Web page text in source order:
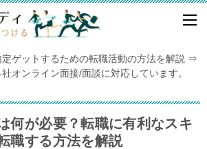
ゲットするための転職活動の方法を解説 ⇒
オンライン面接/面談に対応しています。
何が必要？転職に有利なスキ
職する方法を解説